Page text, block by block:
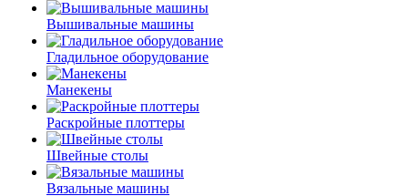
Вышивальные машины
Гладильное оборудование
Манекены
Раскройные плоттеры
Швейные столы
Вязальные машины